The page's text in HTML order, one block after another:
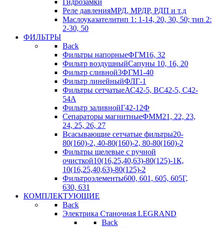
Гидрозамки
Реле давленияМРД, МРДР, РДП и т.д
Маслоуказателитип 1: 1-14, 20, 30, 50; тип 2:
2-30, 50
ФИЛЬТРЫ
Back
Фильтры напорныеФГМ16, 32
Фильтр воздушныйСапуны 10, 16, 20
Фильтр сливной3ФГМ1-40
Фильтр линейныйФЛГ-1
Фильтры сетчатыеАС42-5, ВС42-5, С42-
54А
Фильтр заливнойГ42-12Ф
Сепараторы магнитныеФММ21, 22, 23,
24, 25, 26, 27
Всасывающие сетчатые фильтры20-
80(160)-2, 40-80(160)-2, 80-80(160)-2
Фильтры щелевые с ручной
очисткой10(16,25,40,63)-80(125)-1К,
10(16,25,40,63)-80(125)-2
Фильтроэлементы600, 601, 605, 605Г,
630, 631
КОМПЛЕКТУЮЩИЕ
Back
Электрика Станочная LEGRAND
Back